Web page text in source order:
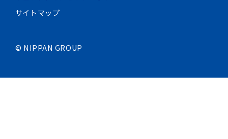
サイトマップ
© NIPPAN GROUP